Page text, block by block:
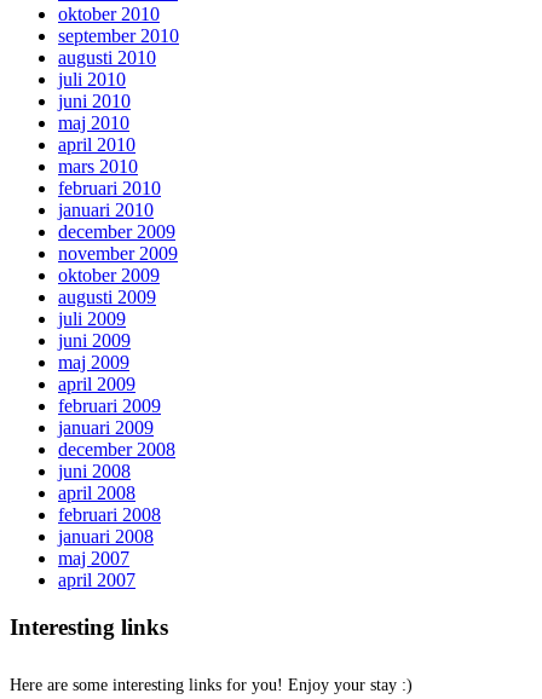
oktober 2010
september 2010
augusti 2010
juli 2010
juni 2010
maj 2010
april 2010
mars 2010
februari 2010
januari 2010
december 2009
november 2009
oktober 2009
augusti 2009
juli 2009
juni 2009
maj 2009
april 2009
februari 2009
januari 2009
december 2008
juni 2008
april 2008
februari 2008
januari 2008
maj 2007
april 2007
Interesting links
Here are some interesting links for you! Enjoy your stay :)